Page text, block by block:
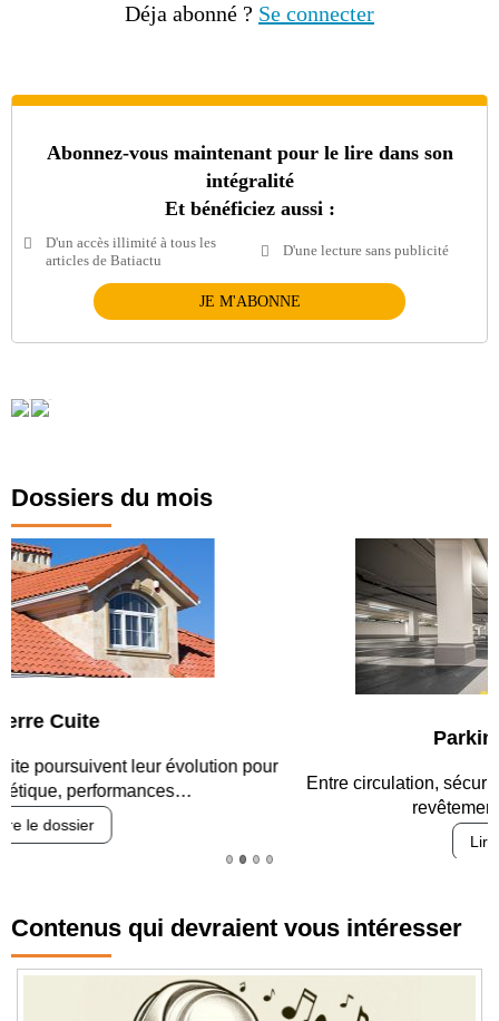
Déja abonné ? Se connecter
Abonnez-vous maintenant pour le lire dans son
intégralité
Et bénéficiez aussi :
D'un accès illimité à tous les
articles de Batiactu
D'une lecture sans publicité
JE M'ABONNE
Dossiers du mois
Entre circulation, sécurisation des accès, durabilité des
Contenus qui devraient vous intéresser